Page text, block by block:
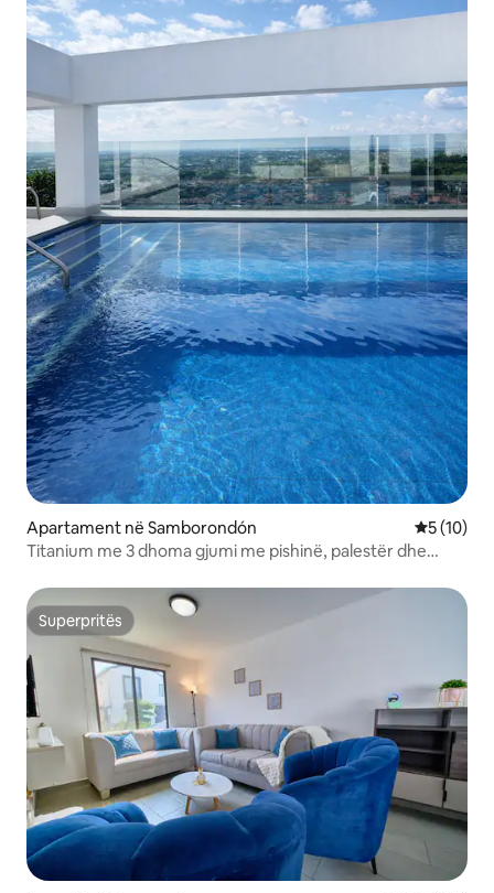
Apartament në Samborondón Vlerësimi
5 (10)
Titanium me 3 dhoma gjumi me pishinë, palestër dhe
Superpritës
Superpritës